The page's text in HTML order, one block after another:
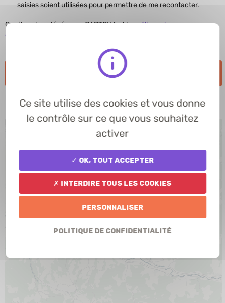
saisies soient utilisées pour permettre de me recontacter.
Ce site est protégé par reCAPTCHA et lapolitique de
confidentialité
Envoyer
−
Ce site utilise des cookies et vous donne
le contrôle sur ce que vous souhaitez
activer
✓ OK, tout accepter
✗ Interdire tous les cookies
Personnaliser
Politique de confidentialité